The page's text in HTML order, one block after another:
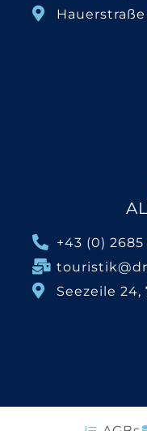
Hauerstraße
+43 (0) 2685
Seezeile 24,